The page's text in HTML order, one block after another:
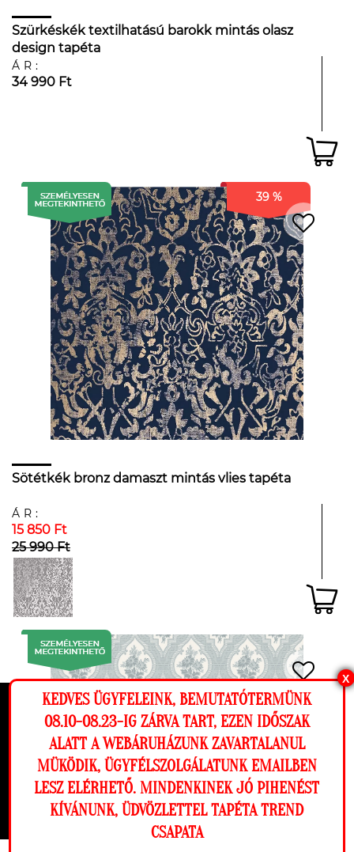
Ez a weboldal cookie-kat használ, hogy a
lehető legjobb élményt nyújtsa honlapunkon.
Beállítások
Elutasítom Engedélyezem
Szürkéskék textilhatású barokk mintás olasz
design tapéta
ÁR:
34 990 Ft
39 %
Sötétkék bronz damaszt mintás vlies tapéta
ÁR:
15 850 Ft
25 990 Ft
X
KEDVES ÜGYFELEINK, BEMUTATÓTERMÜNK
08.10-08.23-IG ZÁRVA TART, EZEN IDŐSZAK
ALATT A WEBÁRUHÁZUNK ZAVARTALANUL
MÜKÖDIK, ÜGYFÉLSZOLGÁLATUNK EMAILBEN
LESZ ELÉRHETŐ. MINDENKINEK JÓ PIHENÉST
KÍVÁNUNK, ÜDVÖZLETTEL TAPÉTA TREND
CSAPATAMegnézem a falamon